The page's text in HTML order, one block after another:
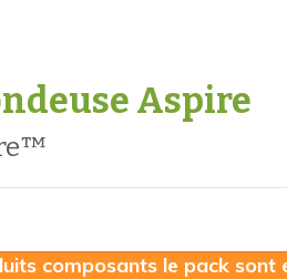
Aspire
composants le pack sont